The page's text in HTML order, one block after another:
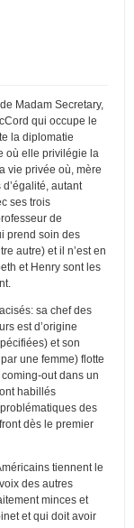
Madam Secretary,
qui occupe le
la diplomatie
où elle privilégie la
vie privée où, mère
autant
ses trois
de
prend soin des
autre) et il n’est en
et Henry sont les
sa chef des
est d’origine
et son
une femme) flotte
out dans un
habillés
des
dès le premier
tiennent le
des autres
minces et
et qui doit avoir